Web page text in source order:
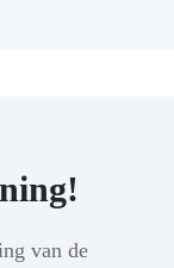
van de